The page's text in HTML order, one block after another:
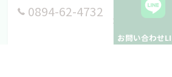
0894-62-4732
お問い合わせ
© 2026 愛媛県西予市の不用品回収ならポンコツ